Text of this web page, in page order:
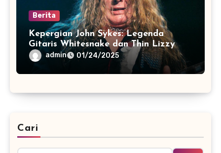
Berita
Kepergian John Sykes: Legenda
Gitaris Whitesnake dan Thin Lizzy
Meninggal Dunia Akibat Kanker
admin 01/24/2025
Cari